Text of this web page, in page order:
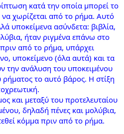
κατά την οποία μπορεί το
να χωρίζεται από το ρήμα. Αυτό
υποκείμενα ασύνδετα: βιβλία,
ήταν ριγμένα επάνω στο
από το ρήμα, υπάρχει
υποκείμενο (όλα αυτά) και τα
την ανάλυση του υποκειμένου
ρήματος το αυτό βάρος. Η στίξη
και μεταξύ του προτελευταίου
δηλαδή πένες και μολύβια,
κόμμα πριν από το ρήμα.